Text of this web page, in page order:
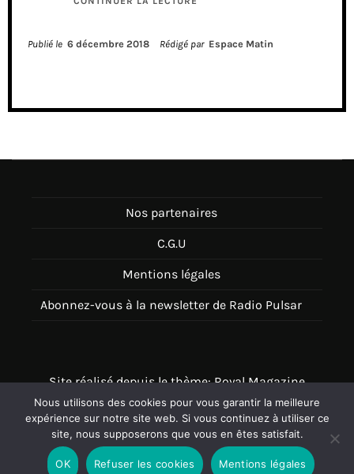
Publié le 6 décembre 2018 Rédigé par Espace Matin
Nos partenaires
C.G.U
Mentions légales
Abonnez-vous à la newsletter de Radio Pulsar
Site réalisé depuis le thème: Royal Magazine
Thème disponible sur Wordpress
Nous utilisons des cookies pour vous garantir la meilleure
expérience sur notre site web. Si vous continuez à utiliser ce
site, nous supposerons que vous en êtes satisfait.
OK Refuser les cookies Mentions légales